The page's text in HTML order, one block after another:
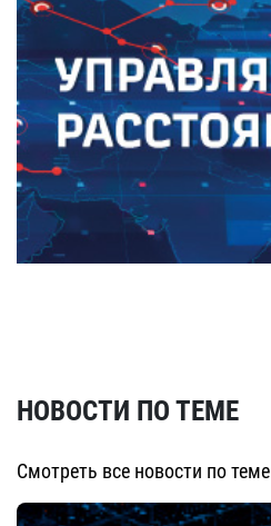
НОВОСТИ ПО ТЕМЕ
Смотреть все новости по теме